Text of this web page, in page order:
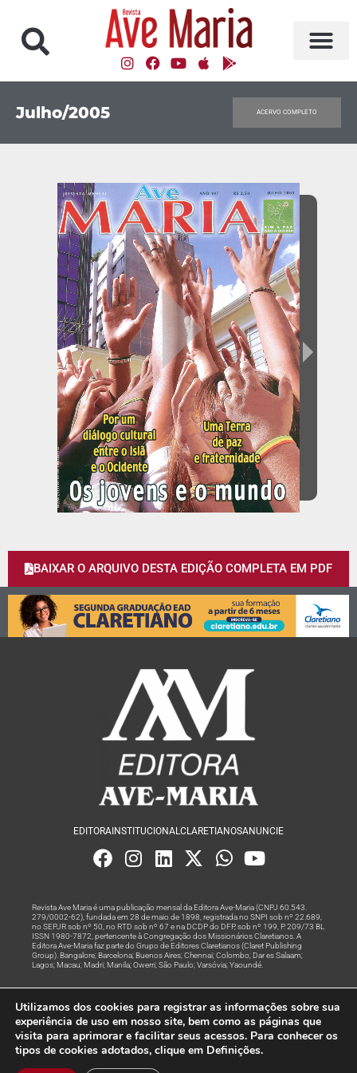
Julho/2005 ACERVO COMPLETO
BAIXAR O ARQUIVO DESTA EDIÇÃO COMPLETA EM PDF
EDITORA INSTITUCIONALCLARETIANOSANUNCIE
Revista Ave Maria é uma publicação mensal da Editora Ave-Maria (CNPJ 60.543.
279/0002-62), fundada em 28 de maio de 1898, registrada no SNPI sob nº 22.689,
no SEPJR sob nº 50, no RTD sob nº 67 e na DCDP do DFP, sob nº 199, P. 209/73 BL
ISSN 1980-7872, pertencente à Congregação dos Missionários Claretianos. A
Editora Ave-Maria faz parte do Grupo de Editores Claretianos (Claret Publishing
Group). Bangalore; Barcelona; Buenos Aires; Chennai; Colombo; Dar es Salaam;
Lagos; Macau; Madri; Manila; Owerri; São Paulo; Varsóvia; Yaoundé.
Rede
© Todos os Direitos Reservados
Utilizamos dos cookies para registrar as informações sobre sua
experiência de uso em nosso site, bem como as páginas que
visita para aprimorar e facilitar seus acessos. Para conhecer os
tipos de cookies adotados, clique em Definições.